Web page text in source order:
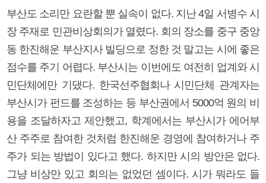
부산도 소리만 요란할 뿐 실속이 없다. 지난 4일 서병수 시
장 주재로 민관비상회의가 열렸다. 회의 장소를 중구 중앙
동 한진해운 부산지사 빌딩으로 정한 것 말고는 시에 좋은
점수를 주기 어렵다. 부산시는 이번에도 여전히 업계와 시
민단체에만 기댔다. 한국선주협회나 시민단체 관계자는
부산시가 펀드를 조성하는 등 부산권에서 5000억 원의 비
용을 조달하자고 제안했고, 학계에서는 부산시가 에어부
산 주주로 참여한 것처럼 한진해운 경영에 참여하거나 주
주가 되는 방법이 있다고 했다. 하지만 시의 방안은 없다.
그냥 비상만 있고 회의는 없었던 셈이다. 시가 뭐라도 들